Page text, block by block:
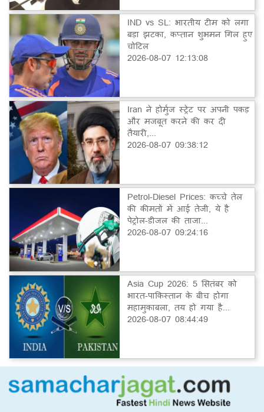
IND vs SL: भारतीय टीम को लगा
बड़ा झटका, कप्तान शुभमन गिल हुए
चोटिल
2026-08-07 12:13:08
Iran ने होर्मुज स्ट्रेट पर अपनी पकड़
और मजबूत करने की कर दी
तैयारी,...
2026-08-07 09:38:12
Petrol-Diesel Prices: कच्चे तेल
की कीमतों में आई तेजी, ये है
पेट्रोल-डीजल की ताजा...
2026-08-07 09:24:16
Asia Cup 2026: 5 सितंबर को
भारत-पाकिस्तान के बीच होगा
महामुकाबला, तय हो गया है...
2026-08-07 08:44:49